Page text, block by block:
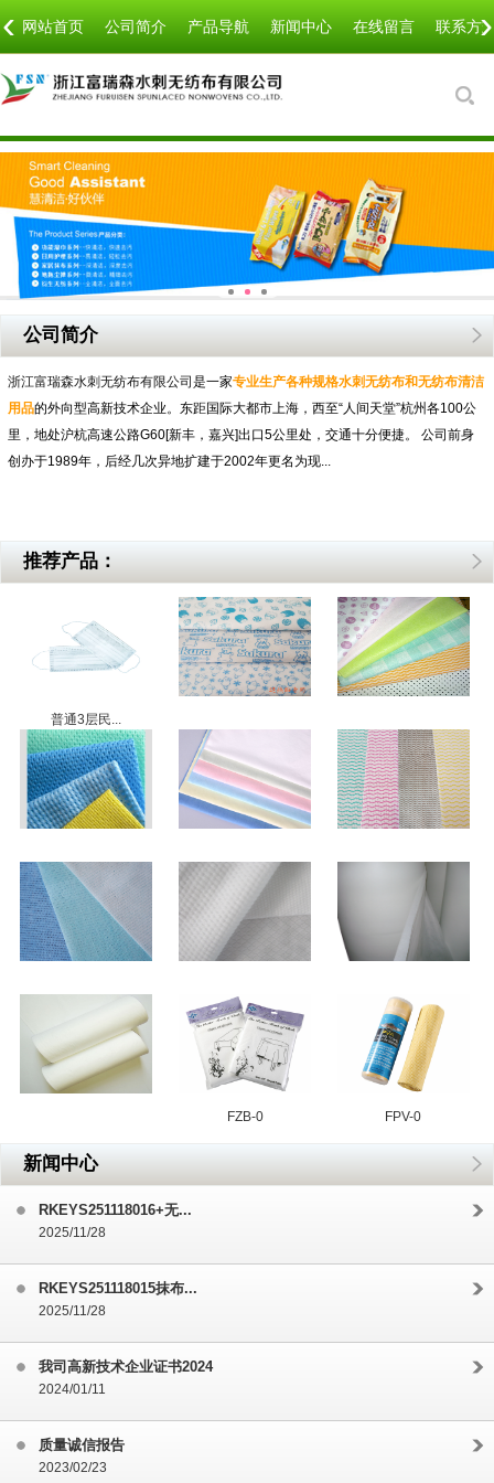
网站首页 公司简介 产品导航 新闻中心 在线留言 联系方
‹ ›
公司简介
浙江富瑞森水刺无纺布有限公司 是一家专业生产各种规格水刺无纺布和无纺布清洁
用品的外向型高新技术企业。东距国际大都市上海，西至“人间天堂”杭州各100公
里，地处沪杭高速公路G60[新丰，嘉兴]出口5公里处，交通十分便捷。 公司前身
创办于1989年，后经几次异地扩建于2002年更名为现...
推荐产品：
普通3层民...
FZB-0 FPV-0
新闻中心
RKEYS251118016+无...
2025/11/28
RKEYS251118015抹布...
2025/11/28
我司高新技术企业证书2024
2024/01/11
质量诚信报告
2023/02/23